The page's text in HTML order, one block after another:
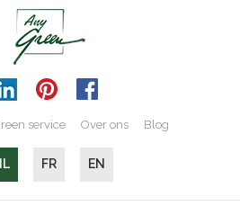
service Over ons Blog
FR EN